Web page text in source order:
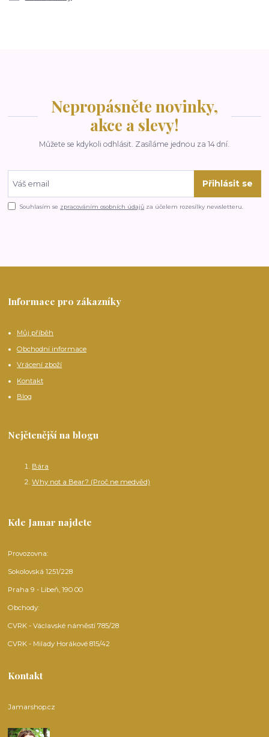
Nepropásněte novinky,
akce a slevy!
Můžete se kdykoli odhlásit. Zasíláme jednou za 14 dní.
Přihlásit se
Souhlasím se zpracováním osobních údajů za účelem rozesílky newsletteru.
Informace pro zákazníky
Můj příběh
Obchodní informace
Vrácení zboží
Kontakt
Blog
Nejčtenější na blogu
Bára
Why not a Bear? (Proč ne medvěd)
Kde Jamar najdete
Provozovna:
Sokolovská 1251/228
Praha 9 - Libeň, 190 00
Obchody:
CVRK - Václavské náměstí 785/28
CVRK - Milady Horákové 815/42
Kontakt
Jamarshop.cz